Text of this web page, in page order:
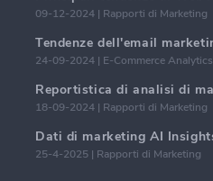
09-12-2024 | Rapporti di Marketing
24-09-2024 | E-Commerce Analytics
18-09-2024 | Rapporti di Marketing
25-4-2025 | Rapporti di Marketing